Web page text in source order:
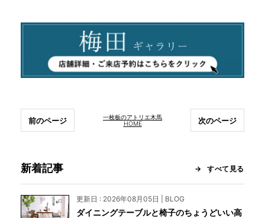
一枚板のアトリエ木馬
HOME
前のページ 次のページ
新着記事 すべて見る
更新日 : 2026年08月05日 | BLOG
ダイニングテーブルと椅子のちょうどいい高